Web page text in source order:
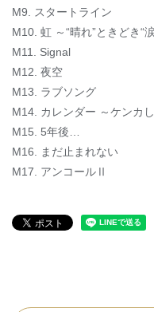
M9. スタートライン
M10. 虹 ～“晴れ”ときどき“
M11. Signal
M12. 夜空
M13. ラブソング
M14. カレンダー ～ケンカ
M15. 5年後…
M16. まだ止まれない
M17. アンコールⅡ